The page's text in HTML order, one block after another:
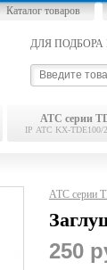
Каталог товаров
ДЛЯ ПОДБОРА
АТС серии
IP АТС KX-TDE100/
АТС серии
250